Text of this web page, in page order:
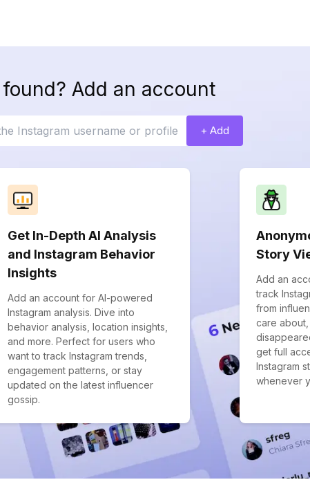
found? Add an account
+ Add
Get In-Depth AI Analysis
and Instagram Behavior
Insights
Add an account for AI-powered
Instagram analysis. Dive into
behavior analysis, location insights,
and more. Perfect for users who
want to track Instagram trends,
engagement patterns, or stay
updated on the latest influencer
gossip.
Story
Add an
track
from
care
get full
Instagram
whenever